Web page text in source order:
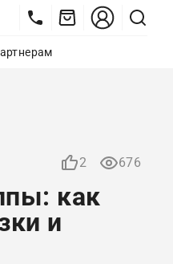
2 676
как
и